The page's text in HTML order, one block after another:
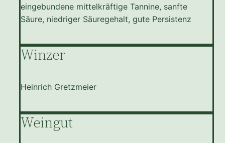
eingebundene mittelkräftige Tannine, sanfte
Säure, niedriger Säuregehalt, gute Persistenz
Winzer
Heinrich Gretzmeier
Weingut